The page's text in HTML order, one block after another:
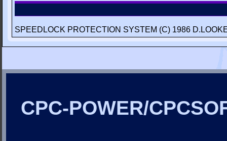
SPEEDLOCK PROTECTION SYSTEM (C) 1986
CPC-POWER/